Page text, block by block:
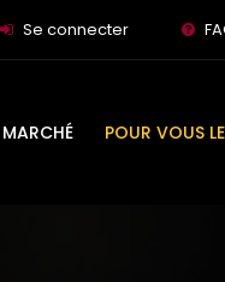
Se connecter
POUR VOUS